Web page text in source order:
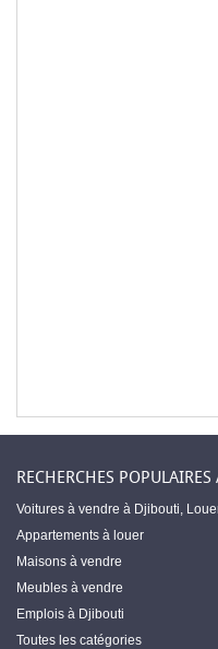
RECHERCHES
Voitures à vendre à Djibouti,
Appartements à louer
Maisons à vendre
Meubles à vendre
Emplois à Djibouti
Toutes les catégories